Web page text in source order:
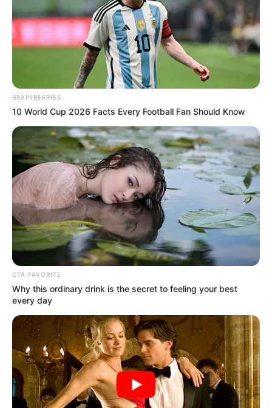
Kossuth-díjat, valamint Pataky Attilát, akit 2026-
ban tüntettek ki. A petíció készítői szerint a díj
átvétele után tett kijelentéseik, gesztusaik és
cselekedeteik miatt már nem méltók a rangos
állami elismerésre.
A petícióban ez olvasható:
„Mindkét kitüntetett személy olyan kijelentéseket,
gesztusokat tett, olyat cselekedett a Kossuth-díj
átvételét követő időszakban, amelyek által
BRAINBERRIES
10 World Cup 2026 Facts Every Football Fan Should Know
CTA FAVORITE
Why this ordinary drink is the secret to feeling your best
every day